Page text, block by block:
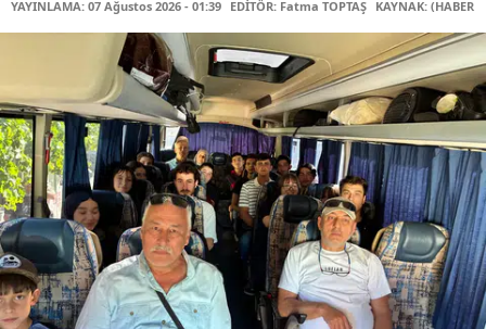
YAYINLAMA: 07 Ağustos 2026 - 01:39 EDİTÖR: Fatma TOPTAŞ KAYNAK: (HABER